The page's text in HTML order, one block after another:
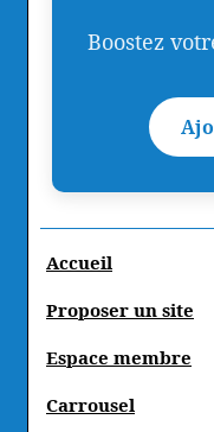
Boostez
Accueil
Proposer un site
Espace membre
Carrousel